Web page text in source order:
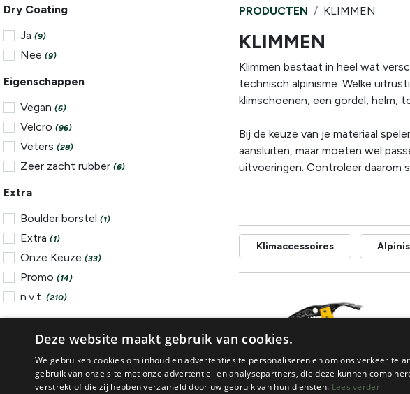
Dry Coating
Ja (9)
Nee (9)
Eigenschappen
Vegan (6)
Velcro (96)
Veters (28)
Zeer zacht rubber (6)
Extra
Boulder borstel (1)
Extra (1)
Onze Keuze (33)
Promo (14)
n.v.t. (210)
Alpinisme
Boulderen (79)
PRODUCTEN KLIMMEN
KLIMMEN
Klimmen bestaat in heel wat
technisch alpinisme. Welke
klimschoenen, een gordel, helm,
Bij de keuze van je materiaal
aansluiten, maar moeten wel
uitvoeringen. Controleer daarom
Klimaccessoires
Deze website maakt gebruik van cookies.
We gebruiken cookies om inhoud en advertenties te personaliseren en om ons verkeer te
gebruik van onze site met onze advertentie- en analysepartners, die deze kunnen
verstrekt of die zij hebben verzameld door uw gebruik van hun diensten. Lees verder